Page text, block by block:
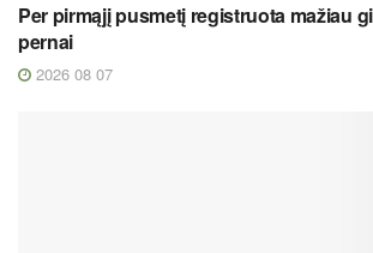
Per pirmąjį pusmetį registruota mažiau
pernai
2026 08 07